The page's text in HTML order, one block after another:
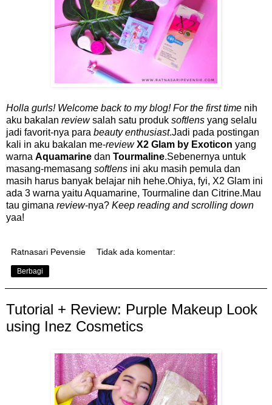
Holla gurls! Welcome back to my blog! For the first time nih
aku bakalan reviewsalah satu produk softlens yang selalu
jadi favorit-nya para beauty enthusiast.Jadi pada postingan
kali in aku bakalan me-review X2 Glam by Exoticon yang
warna Aquamarine dan Tourmaline.Sebenernya untuk
masang-memasang softlens ini aku masih pemula dan
masih harus banyak belajar nih hehe.Ohiya, fyi, X2 Glam ini
ada 3 warna yaitu Aquamarine, Tourmaline dan Citrine.Mau
tau gimana review-nya? Keep reading and scrolling down
yaa!
Ratnasari Pevensie Tidak ada komentar:
Berbagi
Tutorial + Review: Purple Makeup Look
using Inez Cosmetics